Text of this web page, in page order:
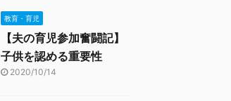
教育・育児
【夫の育児参加奮闘記】
子供を認める重要性
2020/10/14